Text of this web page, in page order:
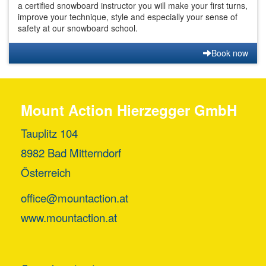
a certified snowboard instructor you will make your first turns,
improve your technique, style and especially your sense of
safety at our snowboard school.
Book now
Mount Action Hierzegger GmbH
Tauplitz 104
8982 Bad Mitterndorf
Österreich
office@mountaction.at
www.mountaction.at